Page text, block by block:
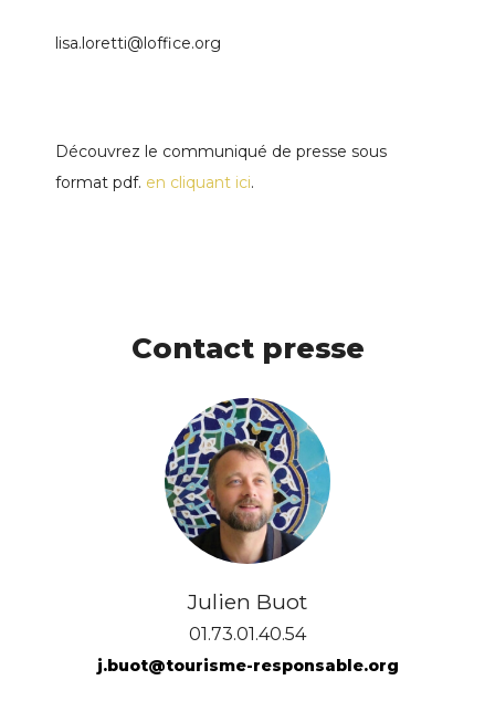
lisa.loretti@loffice.org
Découvrez le communiqué de presse sous
format pdf. en cliquant ici.
Contact presse
Julien Buot
01.73.01.40.54
j.buot@tourisme-responsable.org